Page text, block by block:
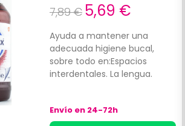
7,89 € 5,69 €
Ayuda a mantener una
adecuada higiene bucal,
sobre todo en:Espacios
interdentales. La lengua.
Envío en 24-72h